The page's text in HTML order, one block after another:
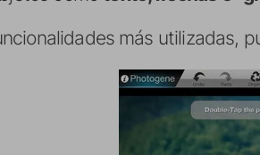
más utilizadas,